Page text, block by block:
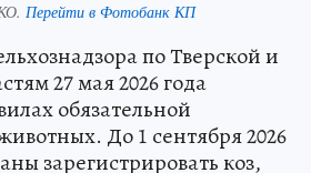
Перейти в Фотобанк КП
по Тверской и
27 мая 2026 года
обязательной
До 1 сентября 2026
зарегистрировать коз,